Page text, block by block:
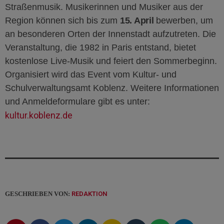
Straßenmusik. Musikerinnen und Musiker aus der
Region können sich bis zum 15. April bewerben, um
an besonderen Orten der Innenstadt aufzutreten. Die
Veranstaltung, die 1982 in Paris entstand, bietet
kostenlose Live-Musik und feiert den Sommerbeginn.
Organisiert wird das Event vom Kultur- und
Schulverwaltungsamt Koblenz. Weitere Informationen
und Anmeldeformulare gibt es unter:
kultur.koblenz.de
GESCHRIEBEN VON: REDAKTION